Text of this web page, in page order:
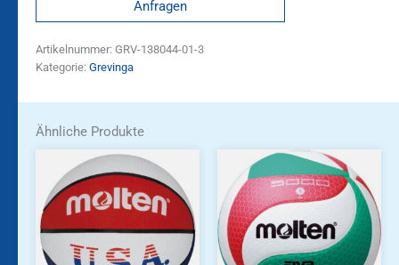
Anfragen
Artikelnummer: GRV-138044-01-3
Kategorie: Grevinga
Ähnliche Produkte